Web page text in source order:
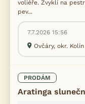
voliéře. Zvyklí na
pev...
7.7.2026 15:56
Ovčáry, okr. Kolín
PRODÁM
Aratinga